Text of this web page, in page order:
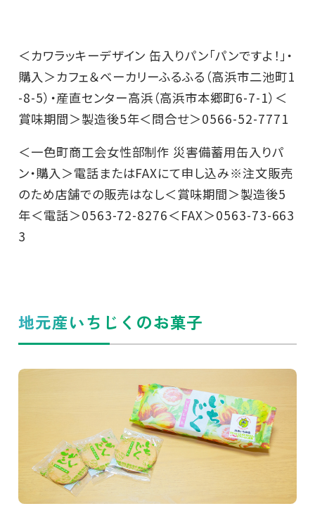
＜カワラッキーデザイン 缶入りパン「パンですよ！」・
購入＞カフェ＆ベーカリーふるふる（高浜市二池町1
-8-5）・産直センター高浜（高浜市本郷町6-7-1）＜
賞味期間＞製造後5年＜問合せ＞0566-52-7771
＜一色町商工会女性部制作 災害備蓄用缶入りパ
ン・購入＞電話またはFAXにて申し込み※注文販売
のため店舗での販売はなし＜賞味期間＞製造後5
年＜電話＞0563-72-8276＜FAX＞0563-73-663
3
地元産いちじくのお菓子